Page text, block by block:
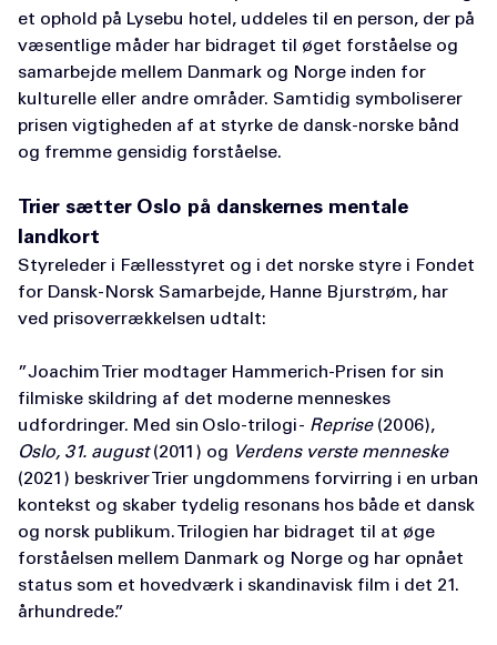
et ophold på Lysebu hotel, uddeles til en person, der på
væsentlige måder har bidraget til øget forståelse og
samarbejde mellem Danmark og Norge inden for
kulturelle eller andre områder. Samtidig symboliserer
prisen vigtigheden af at styrke de dansk-norske bånd
og fremme gensidig forståelse.
Trier sætter Oslo på danskernes mentale
landkort
Styreleder i Fællesstyret og i det norske styre i Fondet
for Dansk-Norsk Samarbejde, Hanne Bjurstrøm, har
ved prisoverrækkelsen udtalt:
”Joachim Trier modtager Hammerich-Prisen for sin
filmiske skildring af det moderne menneskes
udfordringer. Med sin Oslo-trilogi - Reprise(2006),
Oslo, 31. august(2011) og Verdens verste menneske
(2021) beskriver Trier ungdommens forvirring i en urban
kontekst og skaber tydelig resonans hos både et dansk
og norsk publikum. Trilogien har bidraget til at øge
forståelsen mellem Danmark og Norge og har opnået
status som et hovedværk i skandinavisk film i det 21.
århundrede.”